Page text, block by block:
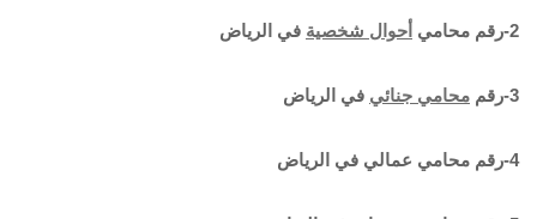
2-رقم محامي أحوال شخصية في الرياض
3-رقم محامي جنائي في الرياض
4-رقم محامي عمالي في الرياض